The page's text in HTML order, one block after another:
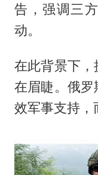
告，强调三
动。
在此背景下，
在眉睫。俄
效军事支持，